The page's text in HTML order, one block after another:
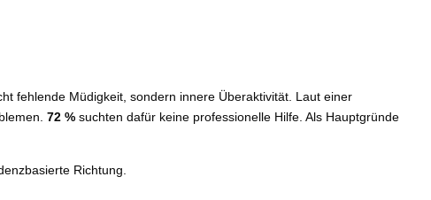
fehlende Müdigkeit, sondern innere Überaktivität. Laut einer
72 % suchten dafür keine professionelle Hilfe. Als Hauptgründe
Richtung.